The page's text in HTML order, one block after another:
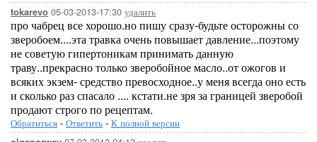
tokarevo 05-03-2013-17:30 удалить
про чабрец все хорошо.но пишу сразу-будьте осторожны со
зверобоем....эта травка очень повышает давление...поэтому
не советую гипертоникам принимать данную
траву..прекрасно только зверобойное масло..от ожогов и
всяких экзем- средство превосходное..у меня всегда оно есть
и сколько раз спасало .... кстати.не зря за границей зверобой
продают строго по рецептам.
Обратиться - Ответить - К полной версии